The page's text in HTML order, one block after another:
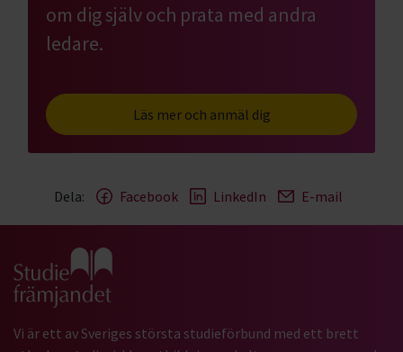
om dig själv och prata med andra
ledare.
Läs mer och anmäl dig
Dela: Facebook LinkedIn E-mail
Gå till studiefrämjandets startsida
Vi är ett av Sveriges största studieförbund med ett brett